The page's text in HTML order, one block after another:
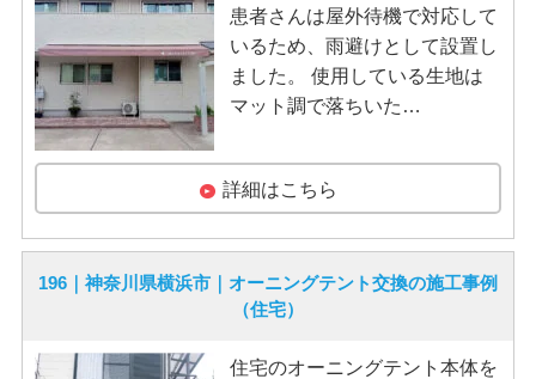
患者さんは屋外待機で対応して
いるため、雨避けとして設置し
ました。 使用している生地は
マット調で落ちいた…
詳細はこちら
196｜神奈川県横浜市｜オーニングテント交換の施工事例
（住宅）
住宅のオーニングテント本体を